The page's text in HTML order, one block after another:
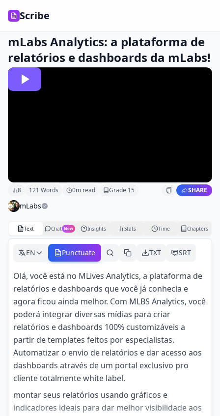
Scribe
mLabs Analytics: a plataforma de
relatórios e dashboards da mLabs!
8 121 Words 0m read Grade 15 SHARE
mLabs
Text Chat New Insights Stats Time Chapters
EN Punctuate TXT SRT
Olá, você está no MLives Analytics, a plataforma de
relatórios e dashboards que você já conhecia e
agora ficou ainda melhor. Com MLBS Analytics, você
poderá integrar diversas mídias para criar
relatórios e dashboards 100% customizáveis a
partir de templates feitos por especialistas.
Automatizar o envio de relatórios e dar acesso aos
dashboards através de um portal exclusivo pro
cliente totalmente white label.
montar seus relatórios usando gráficos e
indicadores ideais para dar melhor visibilidade aos